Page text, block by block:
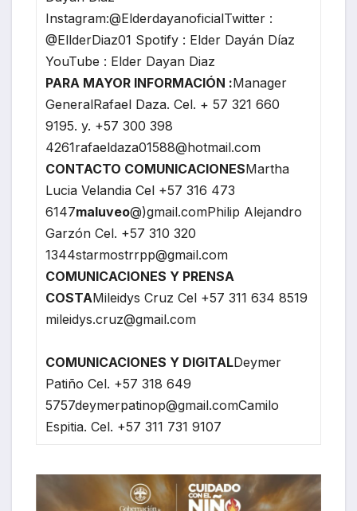
Instagram:@ElderdayanoficialTwitter :
@EllderDiaz01 Spotify : Elder Dayán Díaz
YouTube : Elder Dayan Diaz
PARA MAYOR INFORMACIÓN :Manager
GeneralRafael Daza. Cel. + 57 321 660
9195. y. +57 300 398
4261rafaeldaza01588@hotmail.com
CONTACTO COMUNICACIONESMartha
Lucia Velandia Cel +57 316 473
6147maluveo@)gmail.comPhilip Alejandro
Garzón Cel. +57 310 320
1344starmostrrpp@gmail.com
COMUNICACIONES Y PRENSA
COSTAMileidys Cruz Cel +57 311 634 8519
mileidys.cruz@gmail.com
COMUNICACIONES Y DIGITALDeymer
Patiño Cel. +57 318 649
5757deymerpatinop@gmail.comCamilo
Espitia. Cel. +57 311 731 9107